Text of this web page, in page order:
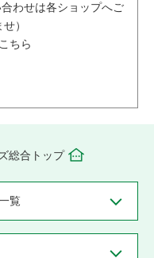
わせは各ショップへご
）
ちら
総合トップ
覧